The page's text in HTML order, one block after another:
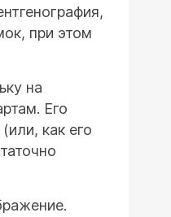
при этом
на
Его
как его